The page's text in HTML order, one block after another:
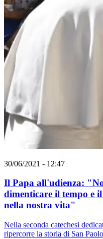
30/06/2021 - 12:47
Il Papa all'udienza:
dimenticare il tempo e
nella nostra vita"
Nella seconda catechesi
ripercorre la storia di San